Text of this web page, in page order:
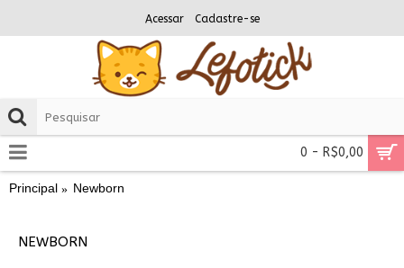
Acessar Cadastre-se
0 - R$0,00
Principal Newborn
NEWBORN